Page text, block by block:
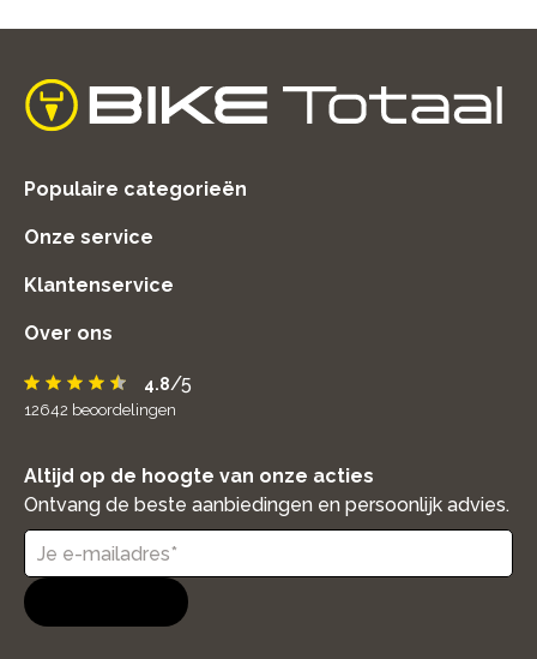
home
Populaire categorieën
Onze service
Klantenservice
Over ons
4.8/5
12642 beoordelingen
Altijd op de hoogte van onze acties
Ontvang de beste aanbiedingen en persoonlijk advies.